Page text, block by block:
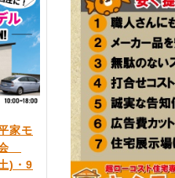
家モ
会
)・9